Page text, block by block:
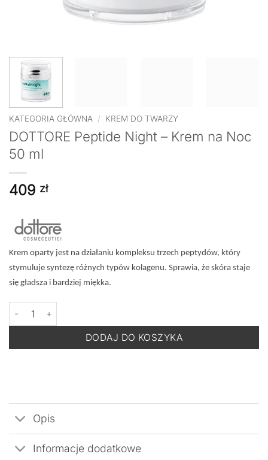
KATEGORIA GŁÓWNA / KREM DO TWARZY
DOTTORE Peptide Night – Krem na Noc
50 ml
409 zł
Krem oparty jest na działaniu kompleksu trzech peptydów, który
stymuluje syntezę różnych typów kolagenu. Sprawia, że skóra staje
się gładsza i bardziej miękka.
ilość DOTTORE Peptide Night - Krem na Noc 50 ml
DODAJ DO KOSZYKA
Opis
Informacje dodatkowe